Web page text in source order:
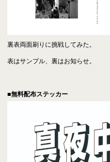
裏表両面刷りに挑戦してみた。
表はサンプル、裏はお知らせ。
■無料配布ステッカー